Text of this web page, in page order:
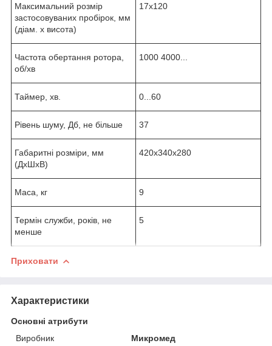
Максимальний розмір
застосовуваних пробірок, мм
(діам. х висота)
17х120
Частота обертання ротора,
об/хв
1000 4000...
Таймер, хв. 0...60
Рівень шуму, Дб, не більше 37
Габаритні розміри, мм
(ДхШхВ)
420х340х280
Маса, кг 9
Термін служби, років, не
менше
5
Приховати
Характеристики
Основні атрибути
Виробник
Микромед